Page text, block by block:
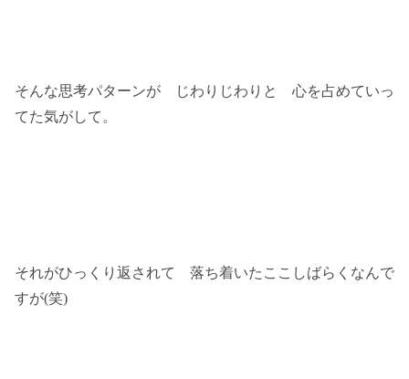
そんな思考パターンが じわりじわりと 心を占めていっ
てた気がして。
それがひっくり返されて 落ち着いたここしばらくなんで
すが(笑)